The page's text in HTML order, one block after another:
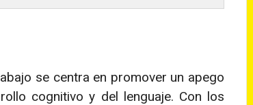
se centra en promover un apego
cognitivo y del lenguaje. Con los